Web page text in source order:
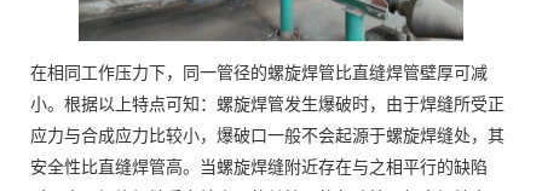
在相同工作压力下，同一管径的螺旋焊管比直缝焊管壁厚可减
小。根据以上特点可知：螺旋焊管发生爆破时，由于焊缝所受正
应力与合成应力比较小，爆破口一般不会起源于螺旋焊缝处，其
安全性比直缝焊管高。当螺旋焊缝附近存在与之相平行的缺陷